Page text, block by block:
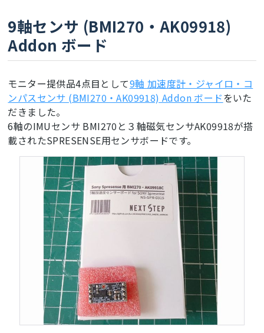
9軸センサ (BMI270・AK09918)
Addon ボード
モニター提供品4点目として9軸 加速度計・ジャイロ・コ
ンパスセンサ (BMI270・AK09918) Addon ボードをいた
だきました。
6軸のIMUセンサ BMI270と３軸磁気センサAK09918が搭
載されたSPRESENSE用センサボードです。